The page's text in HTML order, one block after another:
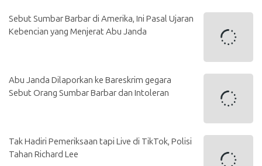
Sebut Sumbar Barbar di Amerika, Ini Pasal Ujaran
Kebencian yang Menjerat Abu Janda
Abu Janda Dilaporkan ke Bareskrim gegara
Sebut Orang Sumbar Barbar dan Intoleran
Tak Hadiri Pemeriksaan tapi Live di TikTok, Polisi
Tahan Richard Lee